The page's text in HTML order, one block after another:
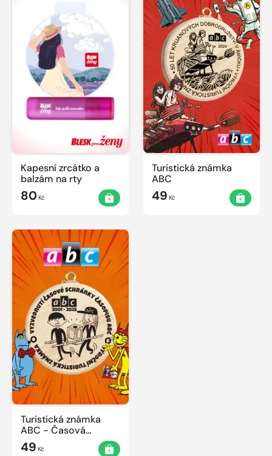
Kapesní zrcátko a
balzám na rty
80Kč
Turistická známka
ABC
49 Kč
Turistická známka
ABC - Časová
schránka v ZOO
49 Kč